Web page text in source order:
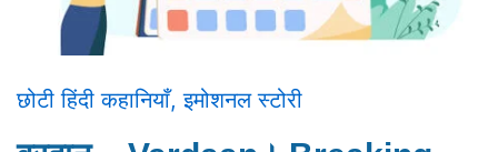
छोटी हिंदी कहानियाँ,इमोशनल स्टोरी